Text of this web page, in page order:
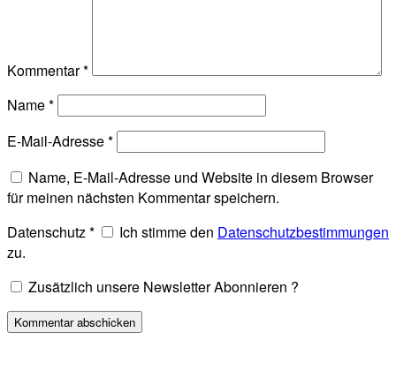
Kommentar*
Name*
E-Mail-Adresse*
Name, E-Mail-Adresse und Website in diesem Browser
für meinen nächsten Kommentar speichern.
Datenschutz* Ich stimme den Datenschutzbestimmungen
zu.
Zusätzlich unsere Newsletter Abonnieren ?